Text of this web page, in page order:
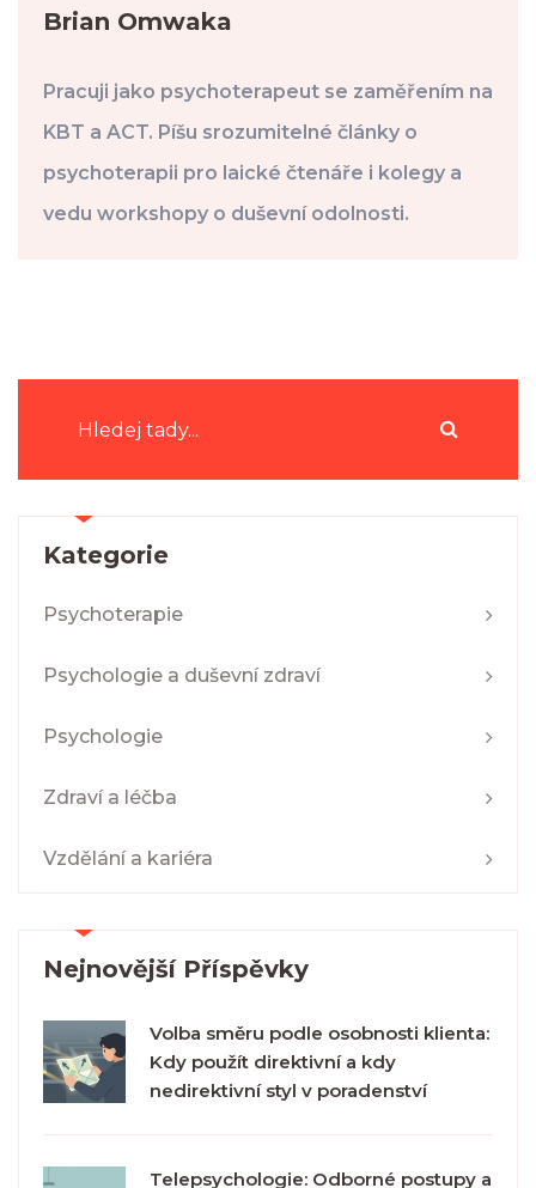
Brian Omwaka
Pracuji jako psychoterapeut se zaměřením na
KBT a ACT. Píšu srozumitelné články o
psychoterapii pro laické čtenáře i kolegy a
vedu workshopy o duševní odolnosti.
Kategorie
Psychoterapie
Psychologie a duševní zdraví
Psychologie
Zdraví a léčba
Vzdělání a kariéra
Nejnovější Příspěvky
Volba směru podle osobnosti klienta:
Kdy použít direktivní a kdy
nedirektivní styl v poradenství
Telepsychologie: Odborné postupy a